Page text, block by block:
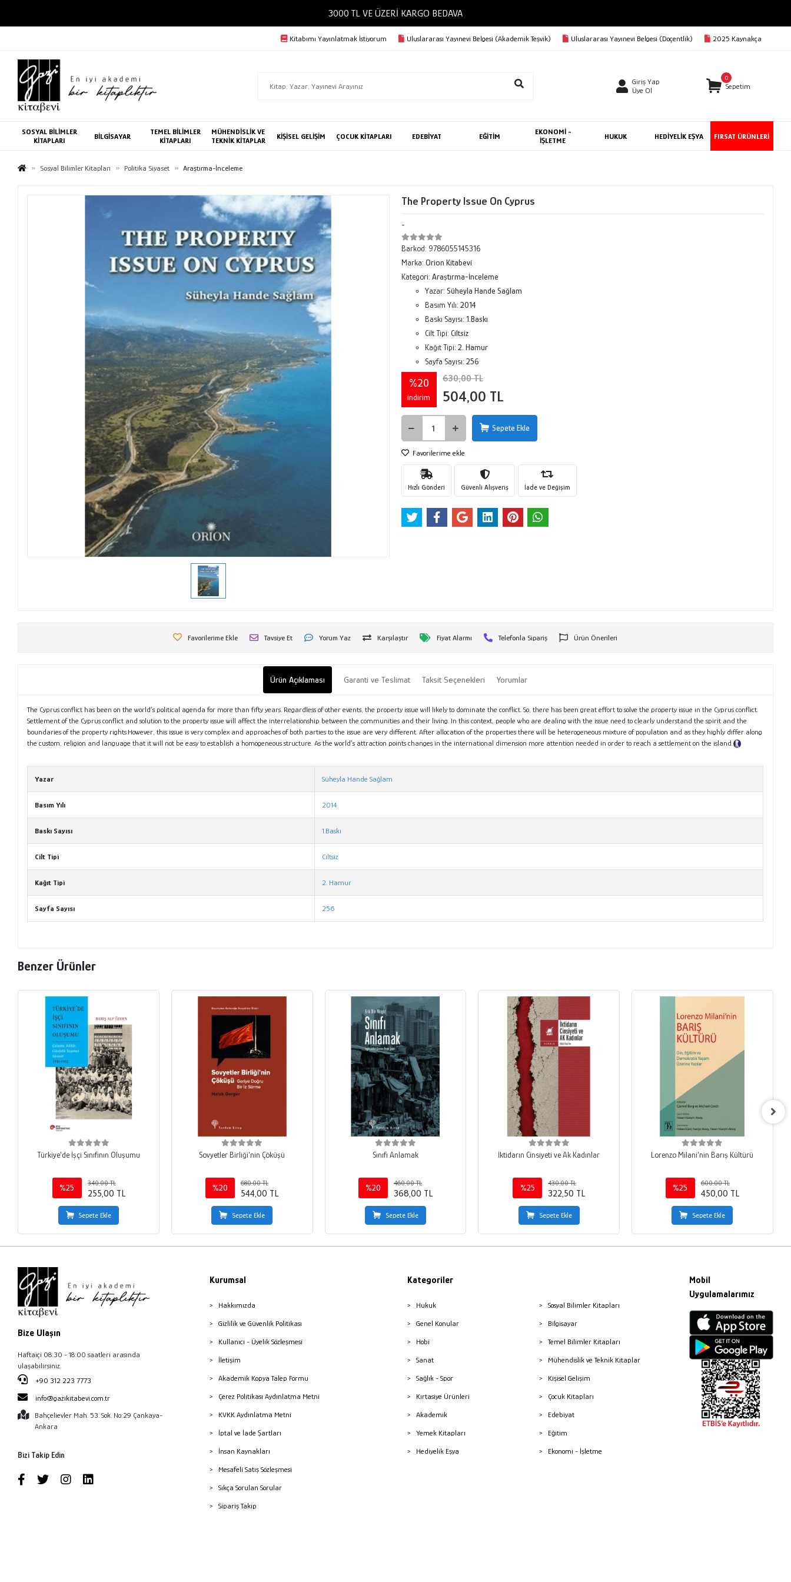
3000 TL VE ÜZERİ KARGO BEDAVA
Kitabımı Yayınlatmak İstiyorum Uluslararası Yayınevi Belgesi (Akademik Teşvik) Uluslararası Yayınevi Belgesi (Doçentlik) 2025 Kaynakça
Giriş Yap
Üye Ol
0
Sepetim
SOSYAL BİLİMLER
KİTAPLARI
BİLGİSAYAR
TEMEL BİLİMLER
KİTAPLARI
MÜHENDİSLİK VE
TEKNİK KİTAPLAR
KİŞİSEL GELİŞİM ÇOCUK KİTAPLARI EDEBİYAT EĞİTİM
EKONOMİ -
İŞLETME
HUKUK HEDİYELİK EŞYA FIRSAT ÜRÜNLERİ
Sosyal Bilimler Kitapları Politika Siyaset Araştırma-İnceleme
The Property Issue On Cyprus
-
Barkod: 9786055145316
Marka: Orion Kitabevi
Kategori: Araştırma-İnceleme
Yazar: Süheyla Hande Sağlam
Basım Yılı: 2014
Baskı Sayısı: 1.Baskı
Cilt Tipi: Ciltsiz
Kağıt Tipi: 2. Hamur
Sayfa Sayısı: 256
%20
indirim
630,00 TL
504,00 TL
Sepete Ekle
Favorilerime ekle
Hızlı Gönderi Güvenli Alışveriş İade ve Değişim
Favorilerime Ekle Tavsiye Et Yorum Yaz Karşılaştır Fiyat Alarmı Telefonla Sipariş Ürün Önerileri
Ürün Açıklaması Garanti ve Teslimat Taksit Seçenekleri Yorumlar
The Cyprus conflict has been on the world’s political agenda for more than fifty years. Regardless of other events, the property issue will likely to dominate the conflict. So, there has been great effort to solve the property issue in the Cyprus conflict.
Settlement of the Cyprus conflict and solution to the property issue will affect the interrelationship between the communities and their living. In this context, people who are dealing with the issue need to clearly understand the spirit and the
boundaries of the property rights.However, this issue is very complex and approaches of both parties to the issue are very different. After allocation of the properties there will be heterogeneous mixture of population and as they highly differ along
the custom, religion and language that it will not be easy to establish a homogeneous structure. As the world’s attraction points changes in the international dimension more attention needed in order to reach a settlement on the island.
Yazar Süheyla Hande Sağlam
Basım Yılı 2014
Baskı Sayısı 1.Baskı
Cilt Tipi Ciltsiz
Kağıt Tipi 2. Hamur
Sayfa Sayısı 256
Benzer Ürünler
Türkiye'de İşçi Sınıfının Oluşumu
%25
340,00 TL
255,00 TL
Sepete Ekle
Sovyetler Birliği'nin Çöküşü
%20
680,00 TL
544,00 TL
Sepete Ekle
Sınıfı Anlamak
%20
460,00 TL
368,00 TL
Sepete Ekle
İktidarın Cinsiyeti ve Ak Kadınlar
%25
430,00 TL
322,50 TL
Sepete Ekle
Lorenzo Milani’nin Barış Kültürü
%25
600,00 TL
450,00 TL
Sepete Ekle
Bize Ulaşın
Haftaiçi 08:30 - 18:00 saatleri arasında
ulaşabilirsiniz.
+90 312 223 7773
info@gazikitabevi.com.tr
Bahçelievler Mah. 53. Sok. No:29 Çankaya-
Ankara
Bizi Takip Edin
Kurumsal
Hakkımızda
Gizlilik ve Güvenlik Politikası
Kullanıcı - Üyelik Sözleşmesi
İletişim
Akademik Kopya Talep Formu
Çerez Politikası Aydınlatma Metni
KVKK Aydınlatma Metni
İptal ve İade Şartları
İnsan Kaynakları
Mesafeli Satış Sözleşmesi
Sıkça Sorulan Sorular
Sipariş Takip
Kategoriler
Hukuk
Genel Konular
Hobi
Sanat
Sağlık - Spor
Kırtasiye Ürünleri
Akademik
Yemek Kitapları
Hediyelik Eşya
Sosyal Bilimler Kitapları
Bilgisayar
Temel Bilimler Kitapları
Mühendislik ve Teknik Kitaplar
Kişisel Gelişim
Çocuk Kitapları
Edebiyat
Eğitim
Ekonomi - İşletme
Mobil
Uygulamalarımız